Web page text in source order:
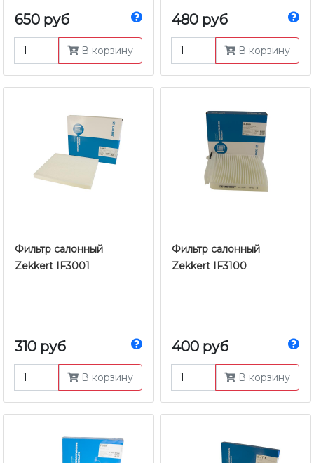
650 руб
В корзину
480 руб
В корзину
Фильтр салонный
Zekkert IF3001
310 руб
В корзину
Фильтр салонный
Zekkert IF3100
400 руб
В корзину